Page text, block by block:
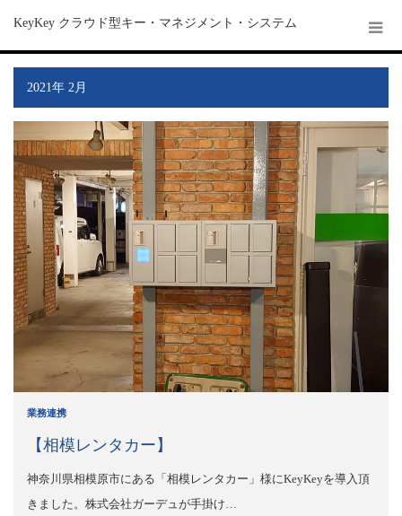
KeyKey クラウド型キー・マネジメント・システム
2021年 2月
業務連携
【相模レンタカー】
神奈川県相模原市にある「相模レンタカー」様にKeyKeyを導入頂
きました。株式会社ガーデュが手掛け…